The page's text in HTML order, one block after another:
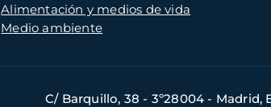
Alimentación y medios de vida
Medio ambiente
C/ Barquillo, 38 - 3º28004 - Madrid,